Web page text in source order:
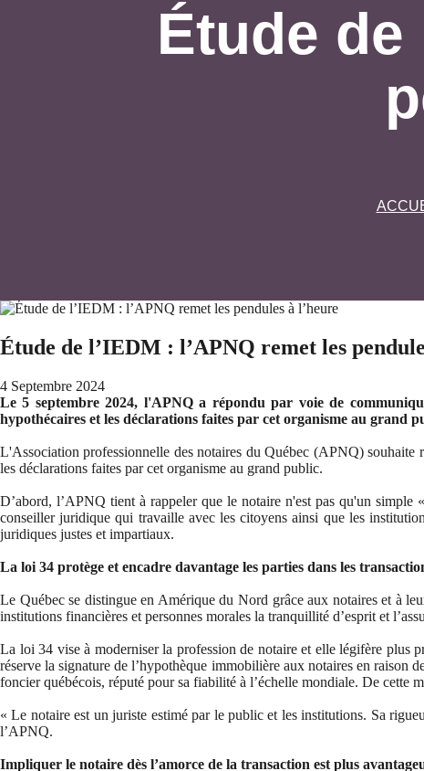
Étude de
Étude de l’IEDM : l’APNQ remet les
4 Septembre 2024
Le 5 septembre 2024, l'APNQ a répondu par voie de
hypothécaires et les déclarations faites par cet organisme au grand
L'Association professionnelle des notaires du Québec (APNQ)
les déclarations faites par cet organisme au grand public.
D’abord, l’APNQ tient à rappeler que le notaire n'est pas qu'un
conseiller juridique qui travaille avec les citoyens ainsi que les
juridiques justes et impartiaux.
La loi 34 protège et encadre davantage les parties dans les
Le Québec se distingue en Amérique du Nord grâce aux notaires et à
institutions financières et personnes morales la tranquillité d’esprit et
La loi 34 vise à moderniser la profession de notaire et elle légifère plus
réserve la signature de l’hypothèque immobilière aux notaires en raison
foncier québécois, réputé pour sa fiabilité à l’échelle mondiale. De cette
« Le notaire est un juriste estimé par le public et les institutions. Sa
l’APNQ.
Impliquer le notaire dès l’amorce de la transaction est plus